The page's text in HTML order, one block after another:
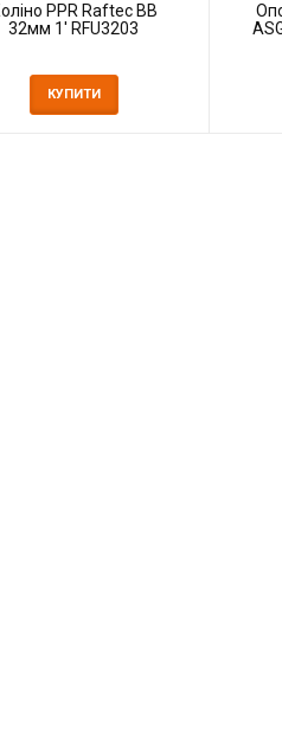
PPR Raftec ВВ
32мм 1' RFU3203
КУПИТИ